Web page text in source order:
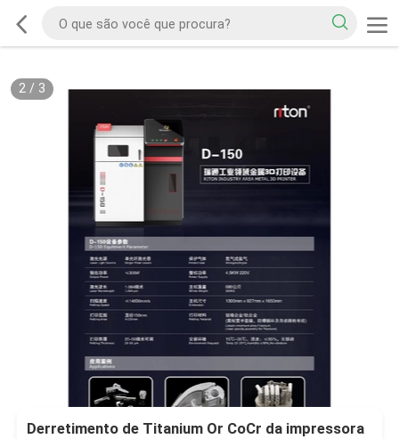
2/ 3
Derretimento de Titanium Or CoCr da impressora